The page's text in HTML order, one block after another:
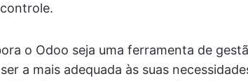
o Odoo seja uma ferramenta de
a mais adequada às suas